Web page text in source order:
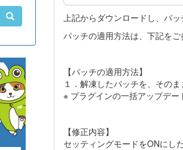
上記からダウンロードし、パ
パッチの適用方法は、下記をご
【パッチの適用方法】
１．解凍したパッチを、その
※ プラグインの一括アップデー
【修正内容】
セッティングモードをONにし